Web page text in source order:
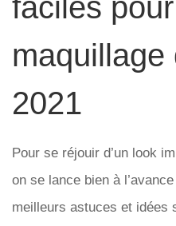
faciles
maquillage
2021
Pour se réjouir d’un look
on se lance bien à
meilleurs astuces et idées